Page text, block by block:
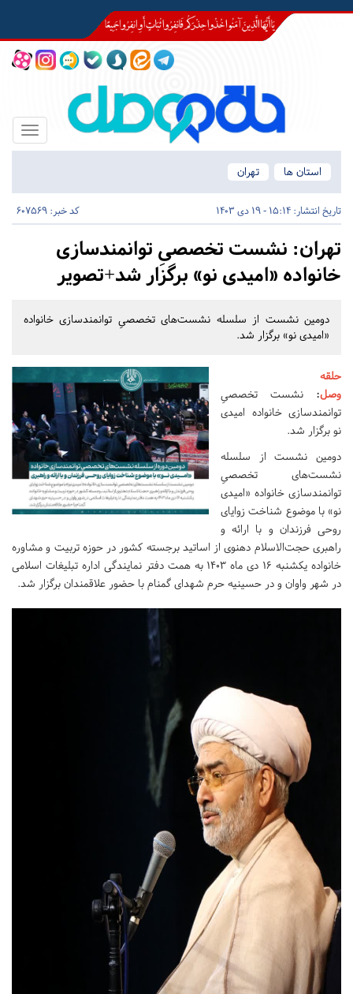
Toggle
استان ها
تهران
تاریخ انتشار: 15:14 - 19 دی 1403 کد خبر: 607569
تهران: نشست‌ تخصصیِ توانمندسازی
خانواده «امیدی نو» برگزار شد+تصویر
دومین نشست از سلسله نشست‌های تخصصیِ توانمندسازی خانواده
«امیدی نو» برگزار شد.
حلقه
وصل: نشست‌ تخصصیِ
توانمندسازی خانواده امیدی
نو برگزار شد.
دومین نشست از سلسله
نشست‌های تخصصیِ
توانمندسازی خانواده «امیدی
نو» با موضوع شناخت زوایای
روحی فرزندان و با ارائه و
راهبری حجت‌الاسلام دهنوی از اساتید برجسته کشور در حوزه تربیت و مشاوره
خانواده یکشنبه ۱۶ دی ماه ۱۴۰۳ به همت دفتر نمایندگی اداره تبلیغات اسلامی
در شهر واوان و در حسینیه حرم شهدای گمنام با حضور علاقمندان برگزار شد.